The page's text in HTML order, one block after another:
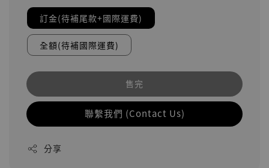
訂金(待補尾款+國際運費)
全額(待補國際運費)
售完
聯繫我們 (Contact Us)
分享